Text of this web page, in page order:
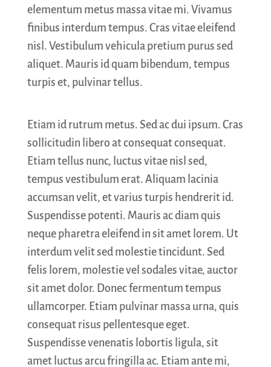
elementum metus massa vitae mi. Vivamus
finibus interdum tempus. Cras vitae eleifend
nisl. Vestibulum vehicula pretium purus sed
aliquet. Mauris id quam bibendum, tempus
turpis et, pulvinar tellus.
Etiam id rutrum metus. Sed ac dui ipsum. Cras
sollicitudin libero at consequat consequat.
Etiam tellus nunc, luctus vitae nisl sed,
tempus vestibulum erat. Aliquam lacinia
accumsan velit, et varius turpis hendrerit id.
Suspendisse potenti. Mauris ac diam quis
neque pharetra eleifend in sit amet lorem. Ut
interdum velit sed molestie tincidunt. Sed
felis lorem, molestie vel sodales vitae, auctor
sit amet dolor. Donec fermentum tempus
ullamcorper. Etiam pulvinar massa urna, quis
consequat risus pellentesque eget.
Suspendisse venenatis lobortis ligula, sit
amet luctus arcu fringilla ac. Etiam ante mi,